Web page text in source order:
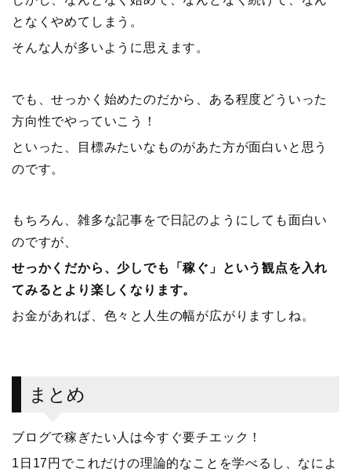
となくやめてしまう。
そんな人が多いように思えます。
でも、せっかく始めたのだから、ある程度どういった
方向性でやっていこう！
といった、目標みたいなものがあた方が面白いと思う
のです。
もちろん、雑多な記事をで日記のようにしても面白い
のですが、
せっかくだから、少しでも「稼ぐ」という観点を入れ
てみるとより楽しくなります。
お金があれば、色々と人生の幅が広がりますしね。
まとめ
ブログで稼ぎたい人は今すぐ要チエック！
1日17円でこれだけの理論的なことを学べるし、なによ